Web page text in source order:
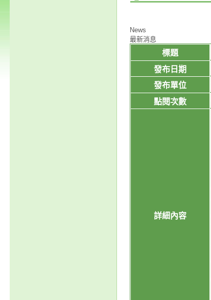
News
最新消息
標題
發布日期
發布單位
點閱次數
詳細內容